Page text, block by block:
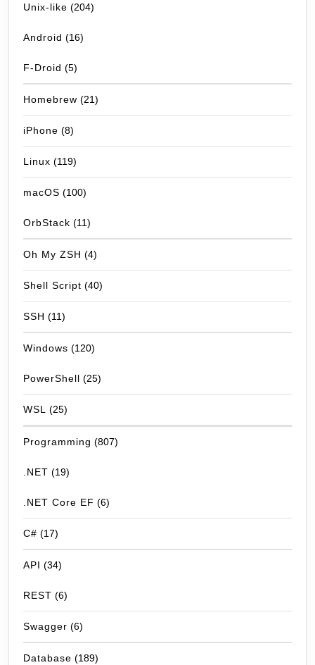
Unix-like (204)
Android (16)
F-Droid (5)
Homebrew (21)
iPhone (8)
Linux (119)
macOS (100)
OrbStack (11)
Oh My ZSH (4)
Shell Script (40)
SSH (11)
Windows (120)
PowerShell (25)
WSL (25)
Programming (807)
.NET (19)
.NET Core EF (6)
C# (17)
API (34)
REST (6)
Swagger (6)
Database (189)